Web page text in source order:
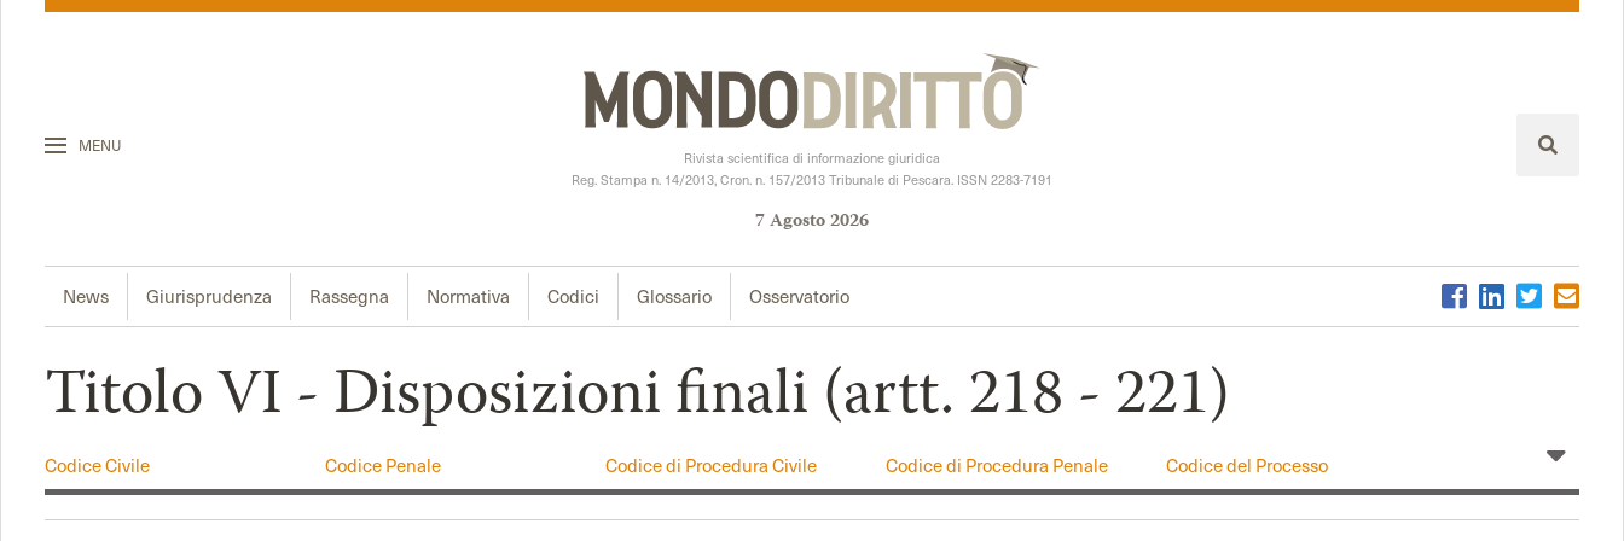
MENU
Rivista scientifica di informazione giuridica
Reg. Stampa n. 14/2013, Cron. n. 157/2013 Tribunale di Pescara. ISSN 2283-7191
7Agosto2026
News Giurisprudenza Rassegna Normativa Codici Glossario Osservatorio
Titolo VI - Disposizioni finali (artt. 218 - 221)
Codice Civile Codice Penale Codice di Procedura Civile Codice di Procedura Penale
Codice del Processo
Amministrativo